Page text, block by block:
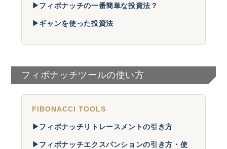
▶フィボナッチの一番簡単な投資法？
▶ギャンを使った投資法
フィボナッチツールの使い方
FIBONACCI TOOLS
▶フィボナッチリトレースメントの引き方
▶フィボナッチエクスパンションの引き方・使